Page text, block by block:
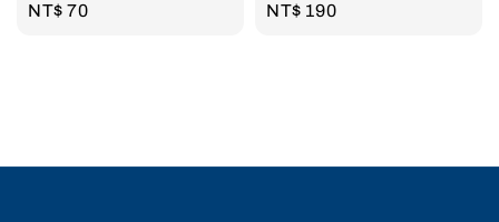
Regular
NT$ 70
Regular
NT$ 190